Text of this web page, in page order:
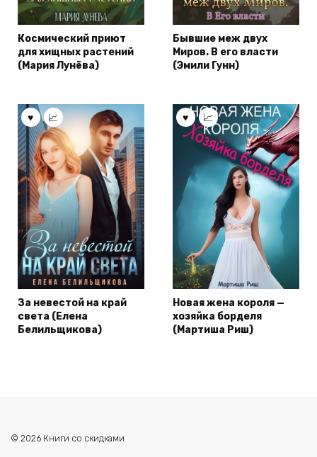
Космический приют
для хищных растений
(Мария Лунёва)
Бывшие меж двух
Миров. В его власти
(Эмили Гунн)
За невестой на край
света (Елена
Белильщикова)
Новая жена короля —
хозяйка борделя
(Мартиша Риш)
© 2026 Книги со скидками